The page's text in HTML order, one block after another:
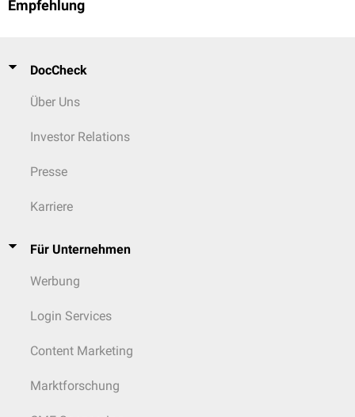
Empfehlung
DocCheck
Über Uns
Investor Relations
Presse
Karriere
Für Unternehmen
Werbung
Login Services
Content Marketing
Marktforschung